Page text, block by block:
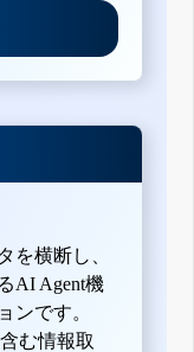
を横断し、
AI Agent機
ンです。
む情報取